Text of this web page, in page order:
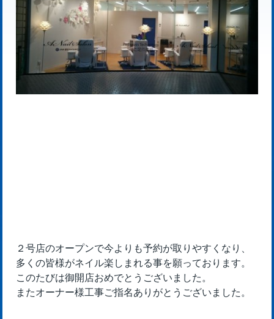
２号店のオープンで今よりも予約が取りやすくなり、
多くの皆様がネイル楽しまれる事を願っております。
このたびは御開店おめでとうございました。
またオーナー様工事ご指名ありがとうございました。